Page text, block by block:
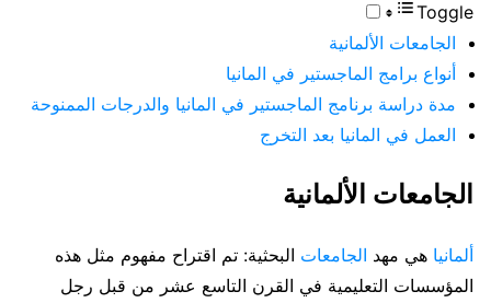
Toggle
الجامعات الألمانية
أنواع برامج الماجستير في المانيا
مدة دراسة برنامج الماجستير في المانيا والدرجات الممنوحة
العمل في المانيا بعد التخرج
الجامعات الألمانية
ألمانيا هي مهد الجامعات البحثية: تم اقتراح مفهوم مثل هذه
المؤسسات التعليمية في القرن التاسع عشر من قبل رجل